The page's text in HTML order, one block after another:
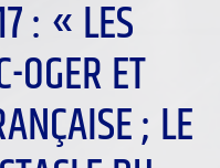
: « LES
OGER ET
; LE